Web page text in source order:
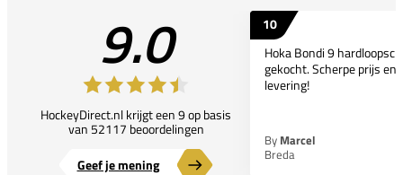
9.0
HockeyDirect.nl krijgt een 9 op basis
van 52117 beoordelingen
Geef je mening
10
Hoka Bondi 9
gekocht. Scherpe prijs en
levering!
By Marcel
Breda